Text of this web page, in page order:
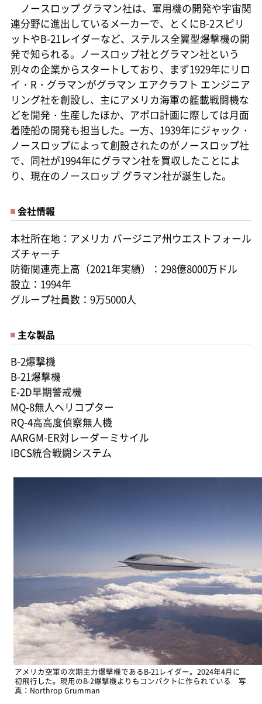
ノースロップ グラマン社は、軍用機の開発や宇宙関
連分野に進出しているメーカーで、とくにB-2スピリ
ットやB-21レイダーなど、ステルス全翼型爆撃機の開
発で知られる。ノースロップ社とグラマン社という
別々の企業からスタートしており、まず1929年にリロ
イ・R・グラマンがグラマン エアクラフト エンジニア
リング社を創設し、主にアメリカ海軍の艦載戦闘機な
どを開発・生産したほか、アポロ計画に際しては月面
着陸船の開発も担当した。一方、1939年にジャック・
ノースロップによって創設されたのがノースロップ社
で、同社が1994年にグラマン社を買収したことによ
り、現在のノースロップ グラマン社が誕生した。
会社情報
本社所在地：アメリカ バージニア州ウエストフォール
ズチャーチ
防衛関連売上高（2021年実績）：298億8000万ドル
設立：1994年
グループ社員数：9万5000人
主な製品
B-2爆撃機
B-21爆撃機
E-2D早期警戒機
MQ-8無人ヘリコプター
RQ-4高高度偵察無人機
AARGM-ER対レーダーミサイル
IBCS統合戦闘システム
アメリカ空軍の次期主力爆撃機であるB-21レイダー。2024年4月に
初飛行した。現用のB-2爆撃機よりもコンパクトに作られている 写
真：Northrop Grumman